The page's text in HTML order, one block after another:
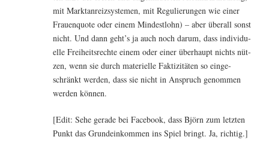
mit Markt­an­reiz­sys­te­men, mit Regu­lie­run­gen wie einer
Frau­en­quo­te oder einem Min­dest­lohn) – aber über­all sonst
nicht. Und dann geht’s ja auch noch dar­um, dass indi­vi­du­
el­le Frei­heits­rech­te einem oder einer über­haupt nichts nüt­
zen, wenn sie durch mate­ri­el­le Fak­ti­zi­tä­ten so ein­ge­
schränkt wer­den, dass sie nicht in Anspruch genom­men
wer­den können.
[Edit: Sehe gera­de bei Face­book, dass Björn zum letz­ten
Punkt das Grund­ein­kom­men ins Spiel bringt. Ja, richtig.]